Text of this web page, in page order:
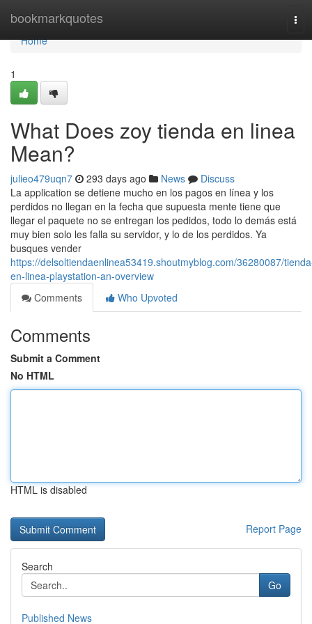
bookmarkquotes
Home
Home
1
What Does zoy tienda en linea
Mean?
julieo479uqn7 293 days ago News
Discuss
La application se detiene mucho en los pagos en línea y los
perdidos no llegan en la fecha que supuesta mente tiene que
llegar el paquete no se entregan los pedidos, todo lo demás está
muy bien solo les falla su servidor, y lo de los perdidos. Ya
busques vender
https://delsoltiendaenlinea53419.shoutmyblog.com/36280087/
en-linea-playstation-an-overview
Comments
Who Upvoted
Comments
Submit a Comment
No HTML
HTML is disabled
Report Page
Search
Go
Published News